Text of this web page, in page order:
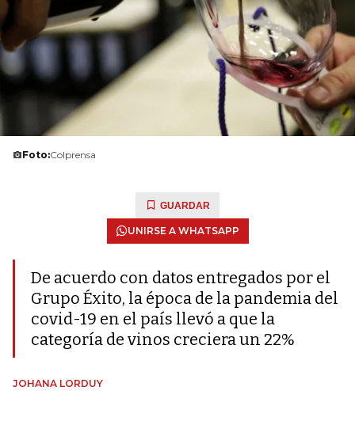
Foto:Colprensa
GUARDAR
UNIRSE A WHATSAPP
De acuerdo con datos entregados por el
Grupo Éxito, la época de la pandemia del
covid-19 en el país llevó a que la
categoría de vinos creciera un 22%
JOHANA LORDUY